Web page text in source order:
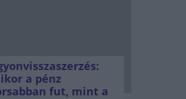
a pénz
fut, mint a